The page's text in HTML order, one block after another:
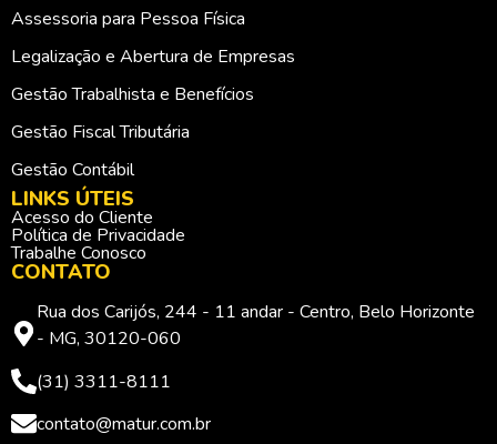
Assessoria para Pessoa Física
Legalização e Abertura de Empresas
Gestão Trabalhista e Benefícios
Gestão Fiscal Tributária
Gestão Contábil
LINKS ÚTEIS
Acesso do Cliente
Política de Privacidade
Trabalhe Conosco
CONTATO
Rua dos Carijós, 244 - 11 andar - Centro, Belo Horizonte
- MG, 30120-060
(31) 3311-8111
contato@matur.com.br